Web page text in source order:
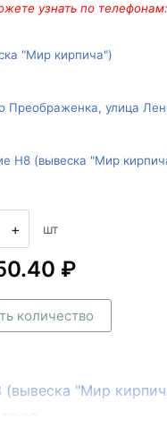
узнать по телефонам:
"Мир кирпича")
Преображенка, улица
Н8 (вывеска "Мир
+ шт
₽
количество
(вывеска "Мир